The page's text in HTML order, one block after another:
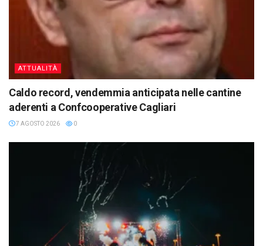
ATTUALITÀ
Caldo record, vendemmia anticipata nelle cantine
aderenti a Confcooperative Cagliari
7 AGOSTO 2026 0